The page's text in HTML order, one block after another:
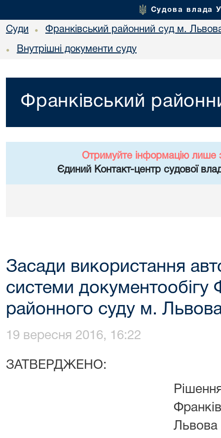
Судова влада
Суди • Франківський районний суд м.
• Внутрішні документи суду
Франківський
Отримуйте інформацію лише
Єдиний Контакт-центр судової
Засади використання
системи документообігу
районного суду м.
19 вересня 2016, 16:22
ЗАТВЕРДЖЕНО:
Львова